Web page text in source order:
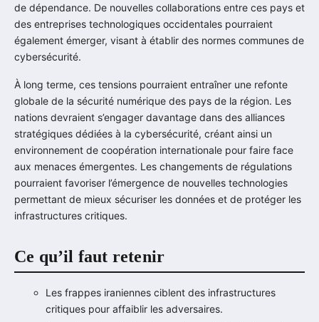
de dépendance. De nouvelles collaborations entre ces pays et
des entreprises technologiques occidentales pourraient
également émerger, visant à établir des normes communes de
cybersécurité.
À long terme, ces tensions pourraient entraîner une refonte
globale de la sécurité numérique des pays de la région. Les
nations devraient s’engager davantage dans des alliances
stratégiques dédiées à la cybersécurité, créant ainsi un
environnement de coopération internationale pour faire face
aux menaces émergentes. Les changements de régulations
pourraient favoriser l’émergence de nouvelles technologies
permettant de mieux sécuriser les données et de protéger les
infrastructures critiques.
Ce qu’il faut retenir
Les frappes iraniennes ciblent des infrastructures
critiques pour affaiblir les adversaires.